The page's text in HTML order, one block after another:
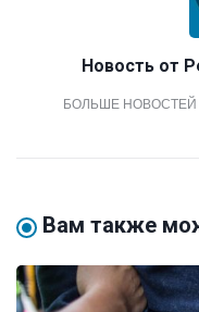
Новость от
БОЛЬШЕ НОВОСТЕЙ
Вам также